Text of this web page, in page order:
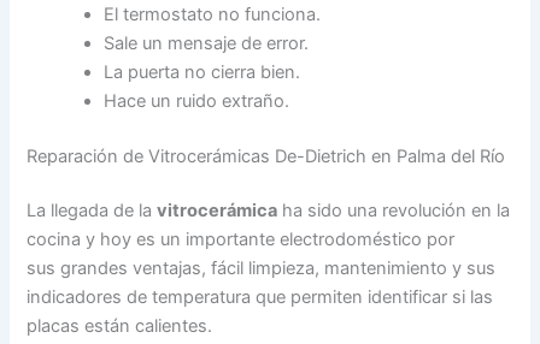
El termostato no funciona.
Sale un mensaje de error.
La puerta no cierra bien.
Hace un ruido extraño.
Reparación de Vitrocerámicas De-Dietrich en Palma del Río
La llegada de lavitrocerámica ha sido una revolución en la
cocina y hoy es un importante electrodoméstico por
sus grandes ventajas, fácil limpieza, mantenimiento y sus
indicadores de temperatura que permiten identificar si las
placas están calientes.